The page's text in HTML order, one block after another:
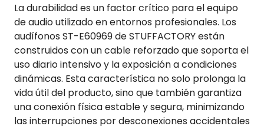
La durabilidad es un factor crítico para el equipo
de audio utilizado en entornos profesionales. Los
audífonos ST-E60969 de STUFFACTORY están
construidos con un cable reforzado que soporta el
uso diario intensivo y la exposición a condiciones
dinámicas. Esta característica no solo prolonga la
vida útil del producto, sino que también garantiza
una conexión física estable y segura, minimizando
las interrupciones por desconexiones accidentales